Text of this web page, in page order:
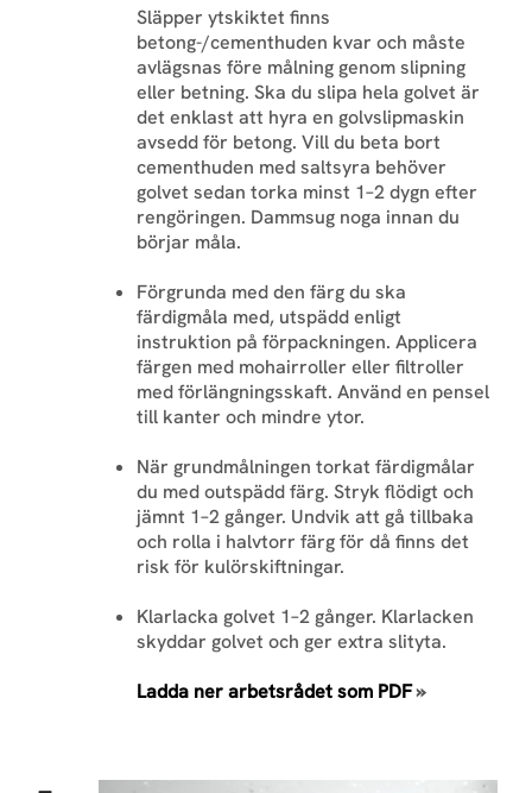
Släpper ytskiktet finns
betong-/cementhuden kvar och måste
avlägsnas före målning genom slipning
eller betning. Ska du slipa hela golvet är
det enklast att hyra en golvslipmaskin
avsedd för betong. Vill du beta bort
cementhuden med saltsyra behöver
golvet sedan torka minst 1–2 dygn efter
rengöringen. Dammsug noga innan du
börjar måla.
Förgrunda med den färg du ska
färdigmåla med, utspädd enligt
instruktion på förpackningen. Applicera
färgen med mohairroller eller filtroller
med förlängningsskaft. Använd en pensel
till kanter och mindre ytor.
När grundmålningen torkat färdigmålar
du med outspädd färg. Stryk flödigt och
jämnt 1–2 gånger. Undvik att gå tillbaka
och rolla i halvtorr färg för då finns det
risk för kulörskiftningar.
Klarlacka golvet 1–2 gånger. Klarlacken
skyddar golvet och ger extra slityta.
Ladda ner arbetsrådet som PDF»